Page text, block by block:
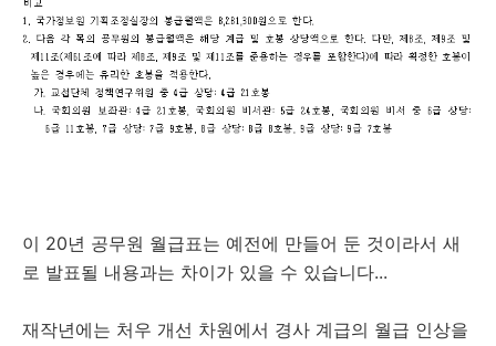
이 20년 공무원 월급표는 예전에 만들어 둔 것이라서 새
로 발표될 내용과는 차이가 있을 수 있습니다...
재작년에는 처우 개선 차원에서 경사 계급의 월급 인상을